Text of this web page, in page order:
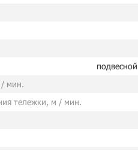
/ мин.
тележки, м / мин.